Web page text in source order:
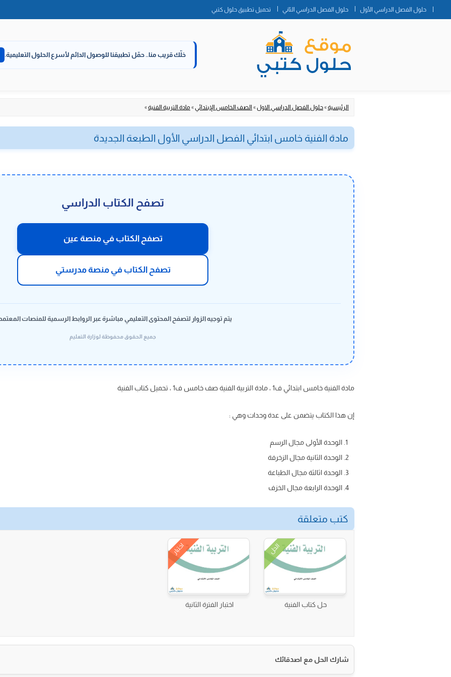
حلول الفصل الدراسي الأول حلول الفصل الدراسي الثاني تحميل تطبيق حلول كتبي
خلّك قريب منا.. حمّل تطبيقنا للوصول الدائم لأسرع الحلول التعليمية.
الرئيسية»حلول الفصل الدراسي الاول» الصف الخامس الإبتدائي» مادة التربية الفنية»
مادة الفنية خامس ابتدائي الفصل الدراسي الأول الطبعة الجديدة
تصفح الكتاب الدراسي
تصفح الكتاب في منصة عين
تصفح الكتاب في منصة مدرستي
يتم توجيه الزوار لتصفح المحتوى التعليمي مباشرة عبر الروابط الرسمية للمنصات
جميع الحقوق محفوظة لوزارة التعليم
مادة الفنية خامس ابتدائي ف1 ، مادة التربية الفنية صف خامس ف1 ، تحميل كتاب الفنية
إن هذا الكتاب يتضمن على عدة وحدات وهي :
الوحدة الأولى مجال الرسم
الوحدة الثانية مجال الزخرفة
الوحدة اثالثة مجال الطباعة
الوحدة الرابعة مجال الخزف
كتب متعلقة
الحل
حل كتاب الفنية
اختبار
اختبار الفترة الثانية
شارك الحل مع اصدقائك